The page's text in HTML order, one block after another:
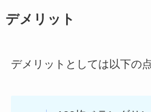
デメリット
デメリットとしては以下の